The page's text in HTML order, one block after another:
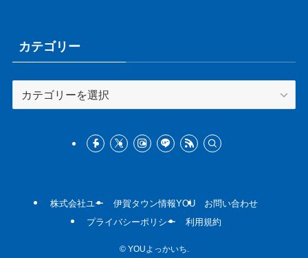
カテゴリー
テ
株式会社ユー 伊賀タウン情報YOU
お問い合わせ
プライバシーポリシー
利用規約
©YOUよっかいち.